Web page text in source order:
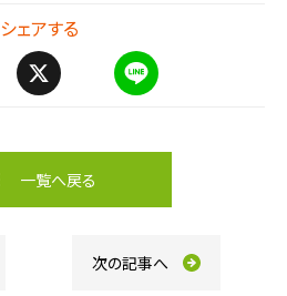
シェアする
e
一覧へ戻る
次の記事へ